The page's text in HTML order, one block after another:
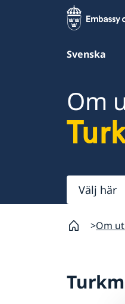
Svenska
Om
Välj
här
Om